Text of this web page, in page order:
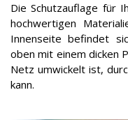
Die Schutzauflage für
hochwertigen
Innenseite befindet
oben mit einem dicken
Netz umwickelt ist,
kann.